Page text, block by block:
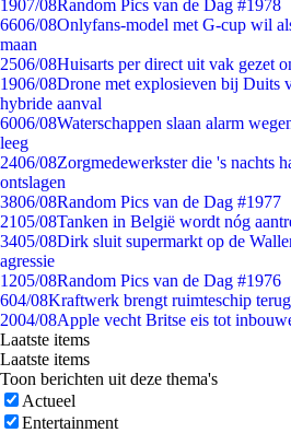
1907/08Random Pics van de Dag #1978
6606/08Onlyfans-model met G-cup wil
maan
2506/08Huisarts per direct uit vak gezet
1906/08Drone met explosieven bij Duits
hybride aanval
6006/08Waterschappen slaan alarm
leeg
2406/08Zorgmedewerkster die 's nachts
ontslagen
3806/08Random Pics van de Dag #1977
2105/08Tanken in België wordt nóg
3405/08Dirk sluit supermarkt op de
agressie
1205/08Random Pics van de Dag #1976
604/08Kraftwerk brengt ruimteschip
2004/08Apple vecht Britse eis tot
Laatste items
Laatste items
Toon berichten uit deze thema's
Actueel
Entertainment